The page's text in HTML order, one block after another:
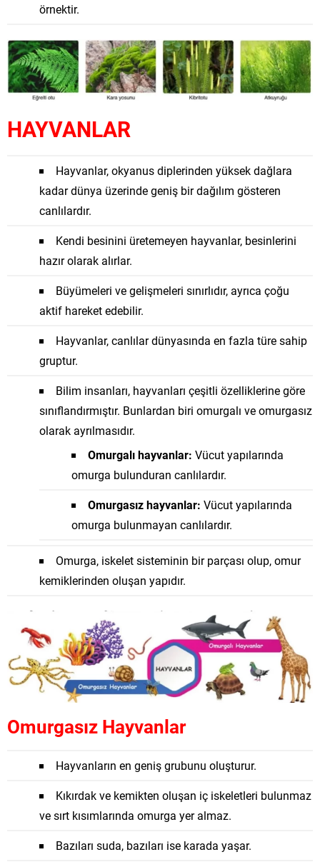
örnektir.
HAYVANLAR
Hayvanlar, okyanus diplerinden yüksek dağlara
kadar dünya üzerinde geniş bir dağılım gösteren
canlılardır.
Kendi besinini üretemeyen hayvanlar, besinlerini
hazır olarak alırlar.
Büyümeleri ve gelişmeleri sınırlıdır, ayrıca çoğu
aktif hareket edebilir.
Hayvanlar, canlılar dünyasında en fazla türe sahip
gruptur.
Bilim insanları, hayvanları çeşitli özelliklerine göre
sınıflandırmıştır. Bunlardan biri omurgalı ve omurgasız
olarak ayrılmasıdır.
Omurgalı hayvanlar: Vücut yapılarında
omurga bulunduran canlılardır.
Omurgasız hayvanlar: Vücut yapılarında
omurga bulunmayan canlılardır.
Omurga, iskelet sisteminin bir parçası olup, omur
kemiklerinden oluşan yapıdır.
Omurgasız Hayvanlar
Hayvanların en geniş grubunu oluşturur.
Kıkırdak ve kemikten oluşan iç iskeletleri bulunmaz
ve sırt kısımlarında omurga yer almaz.
Bazıları suda, bazıları ise karada yaşar.